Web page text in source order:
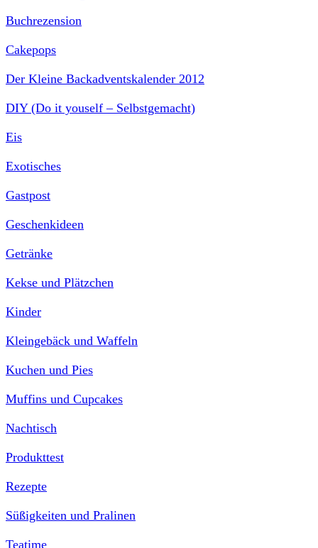
Buchrezension
Cakepops
Der Kleine Backadventskalender 2012
DIY (Do it youself – Selbstgemacht)
Eis
Exotisches
Gastpost
Geschenkideen
Getränke
Kekse und Plätzchen
Kinder
Kleingebäck und Waffeln
Kuchen und Pies
Muffins und Cupcakes
Nachtisch
Produkttest
Rezepte
Süßigkeiten und Pralinen
Teatime